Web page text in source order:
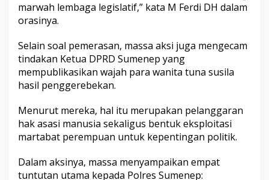
a
a
D
u
g
a
n
P
e
m
r
marwah lembaga legislatif,” kata M Ferdi DH dalam
orasinya.
Selain soal pemerasan, massa aksi juga mengecam
tindakan Ketua DPRD Sumenep yang
mempublikasikan wajah para wanita tuna susila
hasil penggerebekan.
Menurut mereka, hal itu merupakan pelanggaran
hak asasi manusia sekaligus bentuk eksploitasi
martabat perempuan untuk kepentingan politik.
Dalam aksinya, massa menyampaikan empat
tuntutan utama kepada Polres Sumenep: